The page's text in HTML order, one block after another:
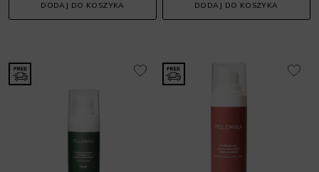
DODAJ DO KOSZYKA DODAJ DO KOSZYKA